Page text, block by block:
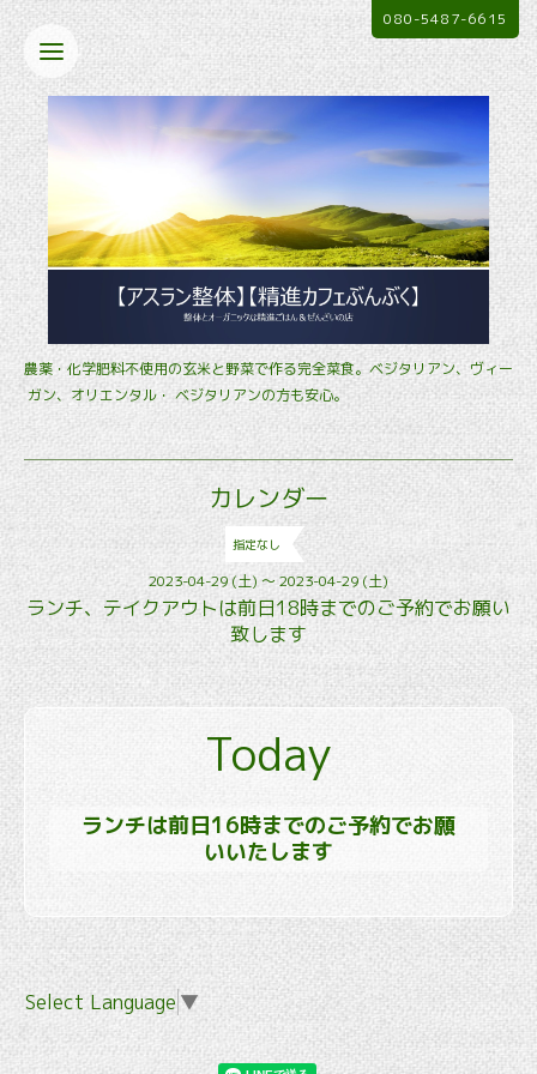
農薬・化学肥料不使用の玄米と野菜で作る完全菜食。ベジタリアン、ヴィー
ガン、オリエンタル・ ベジタリアンの方も安心。
080-5487-6615
カレンダー
指定なし
2023-04-29 (土) ～ 2023-04-29 (土)
ランチ、テイクアウトは前日18時までのご予約でお願い
致します
Today
ランチは前日16時までのご予約でお願
いいたします
Select Language ▼